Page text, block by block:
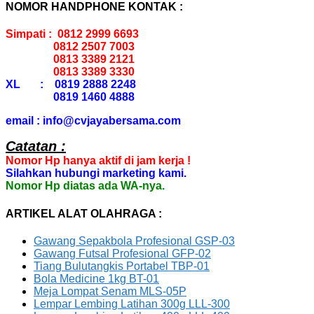
NOMOR HANDPHONE KONTAK :
Simpati : 0812 2999 6693
0812 2507 7003
0813 3389 2121
0813 3389 3330
XL : 0819 2888 2248
0819 1460 4888
email : info@cvjayabersama.com
Catatan :
Nomor Hp hanya aktif di jam kerja !
Silahkan hubungi marketing kami.
Nomor Hp diatas ada WA-nya.
ARTIKEL ALAT OLAHRAGA :
Gawang Sepakbola Profesional GSP-03
Gawang Futsal Profesional GFP-02
Tiang Bulutangkis Portabel TBP-01
Bola Medicine 1kg BT-01
Meja Lompat Senam MLS-05P
Lempar Lembing Latihan 300g LLL-300